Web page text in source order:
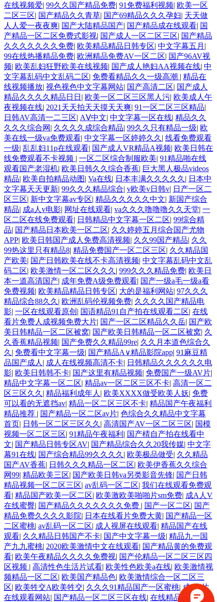
在线视频爱| 99久久国产精品免费| 91免费福利视频| 欧美一区
二区三区| 国产精品久久青草| 国产69精品久久久孕妇| 天天做
人人爱一夜夜爽| 国产大陆精品国产| 国产精品成在线观看| 国
产精品一区二区免费式影视| 国产成人一区二区三区| 国产精品
久久久久久久久免费| 欧美精品精品日韩专区| 中文字幕五月 |
99在线热播精品免费| 欧洲精品免费AV一区二区| 国产96AV视
频| 欧美乱妇狂野欧美在线视频| 国产成人艳妇AA视频在线| 中
文字幕乱码中文乱码二区| 免费看精品久久一级高潮 | 精品在
线视频播放| 视色视色中文字幕网站| 国产高清二区| 国产成人
精品久久久久精品日日 | 欧美一区二区三区黑人污| 欧美成人午
夜视频在线| 2021天天拍天天摸天天爽| 91一区二区三区精品|
日韩AV高清一二三区| AⅤ中文| 中文字幕一区在线| 精品久久
久久久综合网 | 久久久久成综合精品| 99久久只有精品一级| 欧
美在线一级va免费观看| 中文字幕一区婷婷久久 | 线看免费观看
一级| 乱乱妇11p在线观看| 国产成人VR精品A视频| 欧美日韩在
线免费观看不卡视频 | 一区二区综合制服欧美| 91精品啪在线
观看国产老湿机| 欧美日韩久久综合香蕉| 巨大黑人极品videos
精品| 欧美自拍精品动图| Va在线| 日本丰满久久久久久 | 日本中
文字幕天天更新| 99久久久精品综合| v欧美v日韩v| 日产一区二
区三区| 新中文字幕av专区| 精品久久久久久中文| 新国产综合
精品| 成a人v电影| 网址在线观看| va久久久噜噜噜久久天堂| 一
区二区在线免费观看| 日韩精品中文字幕一区二区| 99综合精
品| 国产精品日本欧美一区二区| 久久婷婷五月综合国产尤物
APP| 欧美日韩国产成人免费高清视频| 久久99国产精品| 久久
99热这里只有精品8| 精品免费国产一区二区三区| 久久精品国
产欧美| 国产日韩欧美在线不卡高清视频| 中文字幕乱码中文乱
码二区| 欧美激情一区二区久久久 | 999久久久精品免费| 欧美日
本一道高清国产| 成年免费A级免费观看| 国产一级a毛一级a看
免费视频| 欧美精品精品日韩专区| 大的是福利网站| 97久久久
精品综合88久久 | 欧洲乱码伦视频免费| 久久久久国产精品电
影| 一区在线观看原创 | 国语精品91自产拍在线观看二区| 在线
看片免费人成视频免费大片| 国产一区二区精品久久岳| 国产欧
美日韩精品一区二区被窝| 国产欧美日韩精品一区二区被窝| 久
久香蕉精品视频| 国产免费久久精品99re| 久久月本道色综合久
久 | 免费看中文字幕一级| 国产精品A∨精品影院app| 91麻豆精
品国产成人 | 成人在线视频高清不卡| 日韩精品久久久久久久电
影| 欧美日韩韩不卡| 国产这里有精品视频| 免费国产一级AV片|
精品中文字幕一区二区| 精品av一区二区三区不卡| 高清一区二
区三区久久 | 精品福利成年人 | 欧美XXXX做受欧美人妖| 免费
可以看的无遮挡av| 精品一区二区三区不卡| 精品国产午夜福利
精品推荐 | 国产精品一区二区av片| 色综合久久精品中文字幕
首页| 日韩一区二区三区久久 | 高清国产AV一区二区三区| 国模
视频一区二区三区| 91精品午夜福利 | 国产棈自产拍在线看中
文| 国产精品日韩专区AV| 国产精品综合久久20我传媒| 中文字
幕91在线| 国产综合精品99久久久久 | 欧美极品做受| 久久精品
国产AV香蕉| 日韩久久久精品一区二区| 欧美伊香蕉久久综合
网99| 精品欧美三区| 国产欧美日韩va另类影音先锋| 国产日韩
精品视频一区二区三区| av乱码一区二区| 我们在线观看免费观
看| 精品国产欧美一区二区| 欧美激欧美啪啪片sm免费| 成A人V
在线蜜臀| 国产精品久久久久久久久免费 | 国产一区二区| 国产
精品免费久久久久影院| 日本在线看片免费大黄| 国产精品一区
二区蜜桃| av乱码一区二区| 成人视屏在线观看| 精品国产在线
观看| 久久精品日韩国产不卡| 国产中文字幕一级| 精品九一国
产九九蜜桃| 2020欧美激情中文在线观看| 国产精品黄的免费观
看| 欧美午夜精品久久久久免费视| 国产伦精品一区二区三区四
区视频 | 高清性色生活片试看| 欧美性色欧美a在线| 欧美激情视
频精品一区二区| 欧美国产精品色| 欧美激情综合一区二区三
区| 欧美牲交A欧美牲交| 久久久91精品国产一区蜜桃| 成a人片
在线观看网站| 国产精品一区二区三区在线| 在线精品国精品国